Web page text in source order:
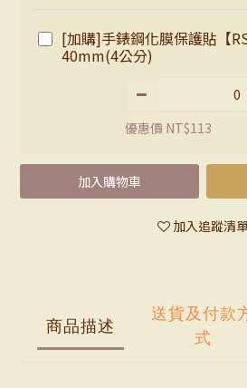
[加購]手錶鋼化膜保護貼【
40mm(4公分)
優惠價 NT$113
加入購物車
加入追蹤清
商品描述
送貨及付款
式